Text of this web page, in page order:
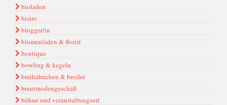
bioladen
bistro
blogger/in
blumenladen & florist
boutique
bowling & kegeln
brathähnchen & broiler
brautmodengeschäft
bühne und veranstaltungsort